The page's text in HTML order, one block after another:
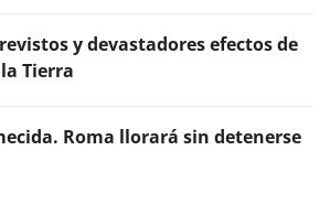
y devastadores efectos de
Tierra
Roma llorará sin detenerse